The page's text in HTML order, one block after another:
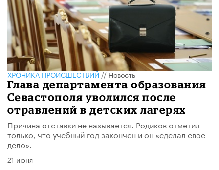
ХРОНИКА ПРОИСШЕСТВИЙ//Новость
Глава департамента образования
Севастополя уволился после
отравлений в детских лагерях
Причина отставки не называется. Родиков отметил
только, что учебный год закончен и он «сделал свое
дело».
21 июня